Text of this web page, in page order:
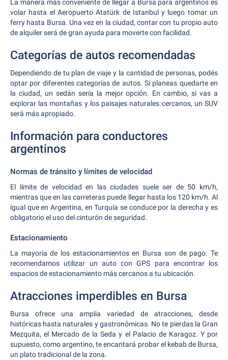
La manera más conveniente de llegar a Bursa para argentinos es
volar hasta el Aeropuerto Atatürk de Istanbul y luego tomar un
ferry hasta Bursa. Una vez en la ciudad, contar con tu propio auto
de alquiler será de gran ayuda para moverte con facilidad.
Categorías de autos recomendadas
Dependiendo de tu plan de viaje y la cantidad de personas, podés
optar por diferentes categorías de autos. Si planeas quedarte en
la ciudad, un sedán sería la mejor opción. En cambio, si vas a
explorar las montañas y los paisajes naturales cercanos, un SUV
será más apropiado.
Información para conductores
argentinos
Normas de tránsito y límites de velocidad
El límite de velocidad en las ciudades suele ser de 50 km/h,
mientras que en las carreteras puede llegar hasta los 120 km/h. Al
igual que en Argentina, en Turquía se conduce por la derecha y es
obligatorio el uso del cinturón de seguridad.
Estacionamiento
La mayoría de los estacionamientos en Bursa son de pago. Te
recomendamos utilizar un auto con GPS para encontrar los
espacios de estacionamiento más cercanos a tu ubicación.
Atracciones imperdibles en Bursa
Bursa ofrece una amplia variedad de atracciones, desde
históricas hasta naturales y gastronómicas. No te pierdas la Gran
Mezquita, el Mercado de la Seda y el Palacio de Karagoz. Y por
supuesto, como argentino, te encantará probar el kebab de Bursa,
un plato tradicional de la zona.